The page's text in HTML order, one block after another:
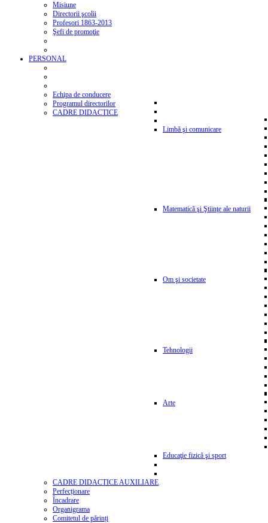
Misiune
Directorii şcolii
Profesori 1863-2013
Şefi de promoţie
PERSONAL
Echipa de conducere
Programul directorilor
CADRE DIDACTICE
Limbă şi comunicare
Matematică şi Ştiinţe ale naturii
Om şi societate
Tehnologii
Arte
Educaţie fizică şi sport
CADRE DIDACTICE AUXILIARE
Perfecționare
Încadrare
Organigrama
Comitetul de părinți